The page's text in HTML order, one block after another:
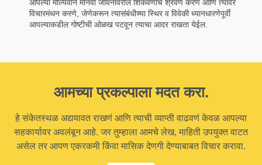
आपल्या मौल्यवान मानवी जीवनावरील शिकवणींचे श्रवण करणे आणि त्यावर
विचारमंथन करणे, जेणेकरून त्यासंबंधीच्या स्थिर व विवेकी ध्यानधारणेपूर्वी
आपल्याकडील गोष्टीची ओळख पटवून त्याचा आदर राखता येईल.
आमच्या प्रकल्पाला मदत करा.
हे संकेतस्थळ अद्ययावत राखणं आणि त्याची व्याप्ती वाढवणं केवळ आपल्या
सहकार्यावर अवलंबून आहे. जर तुम्हाला आमचे लेख, माहिती उपयुक्त वाटत
असेल तर आपण एकरकमी किंवा मासिक देणगी देण्याबाबत विचार करावा.